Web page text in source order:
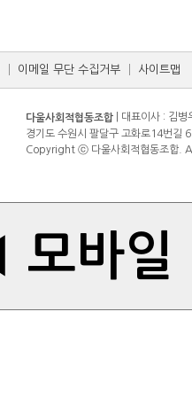
이메일 무단 수집거부 사이트맵
다울사회적협동조합 | 대표이사 : 김
경기도 수원시 팔달구 고화로14번
Copyright ⓒ 다울사회적협동조합.